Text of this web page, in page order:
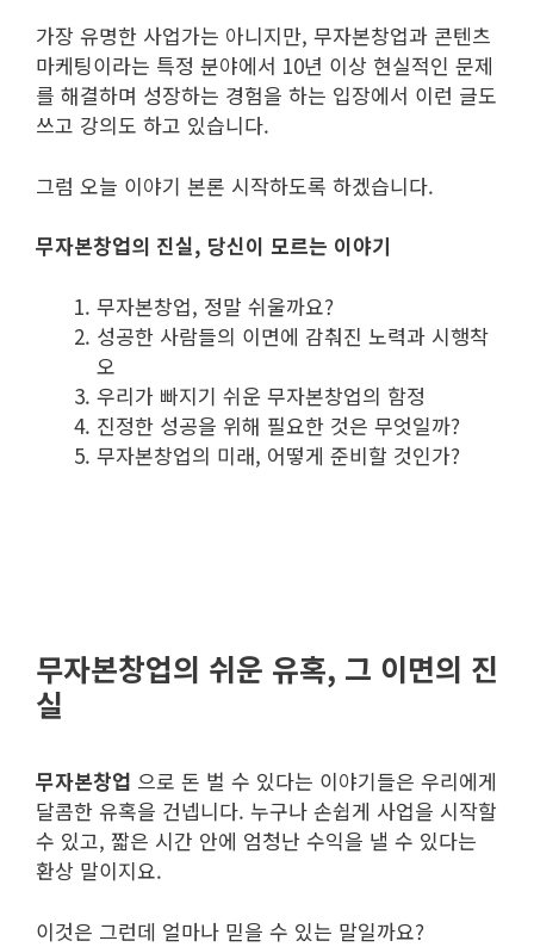
가장 유명한 사업가는 아니지만, 무자본창업과 콘텐츠
마케팅이라는 특정 분야에서 10년 이상 현실적인 문제
를 해결하며 성장하는 경험을 하는 입장에서 이런 글도
쓰고 강의도 하고 있습니다.
그럼 오늘 이야기 본론 시작하도록 하겠습니다.
무자본창업의 진실, 당신이 모르는 이야기
무자본창업, 정말 쉬울까요?
성공한 사람들의 이면에 감춰진 노력과 시행착
오
우리가 빠지기 쉬운 무자본창업의 함정
진정한 성공을 위해 필요한 것은 무엇일까?
무자본창업의 미래, 어떻게 준비할 것인가?
무자본창업의 쉬운 유혹, 그 이면의 진
실
무자본창업 으로 돈 벌 수 있다는 이야기들은 우리에게
달콤한 유혹을 건넵니다. 누구나 손쉽게 사업을 시작할
수 있고, 짧은 시간 안에 엄청난 수익을 낼 수 있다는
환상 말이지요.
이것은 그런데 얼마나 믿을 수 있는 말일까요?